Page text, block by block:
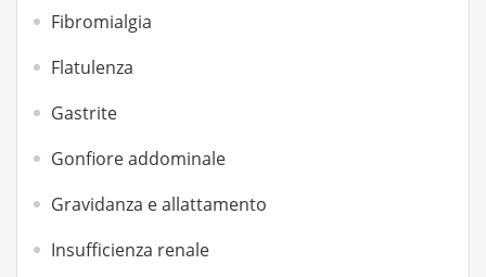
Fibromialgia
Flatulenza
Gastrite
Gonfiore addominale
Gravidanza e allattamento
Insufficienza renale